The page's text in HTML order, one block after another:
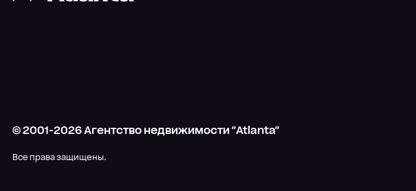
© 2001-2026Агентство недвижимости "Atlanta"
Все права защищены.